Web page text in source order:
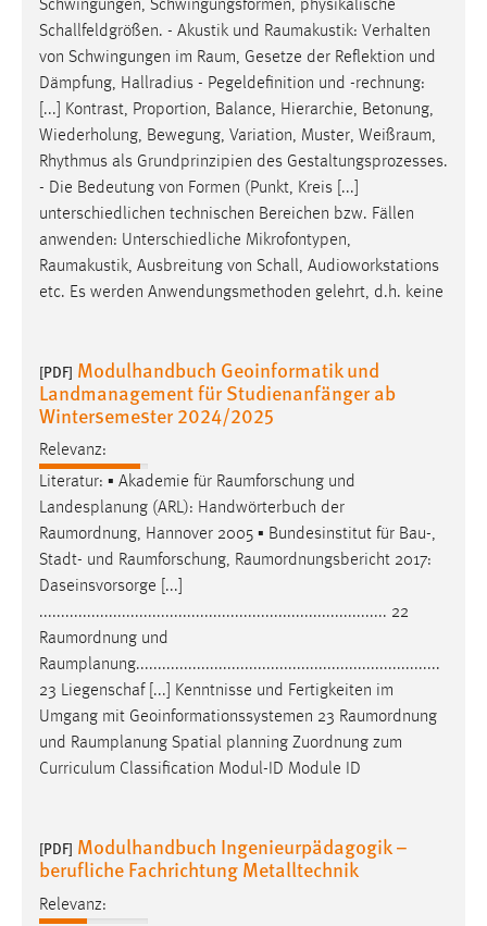
Schwingungen, Schwingungsformen, physikalische
Schallfeldgrößen. - Akustik und Raumakustik: Verhalten
von Schwingungen im Raum, Gesetze der Reflektion und
Dämpfung, Hallradius - Pegeldefinition und -rechnung:
[...] Kontrast, Proportion, Balance, Hierarchie, Betonung,
Wiederholung, Bewegung, Variation, Muster, Weißraum,
Rhythmus als Grundprinzipien des Gestaltungsprozesses.
- Die Bedeutung von Formen (Punkt, Kreis [...]
unterschiedlichen technischen Bereichen bzw. Fällen
anwenden: Unterschiedliche Mikrofontypen,
Raumakustik, Ausbreitung von Schall, Audioworkstations
etc. Es werden Anwendungsmethoden gelehrt, d.h. keine
[PDF] Modulhandbuch Geoinformatik und
Landmanagement für Studienanfänger ab
Wintersemester 2024/2025
Relevanz:
Literatur: ▪ Akademie für Raumforschung und
Landesplanung (ARL): Handwörterbuch der
Raumordnung, Hannover 2005 ▪ Bundesinstitut für Bau-,
Stadt- und Raumforschung, Raumordnungsbericht 2017:
Daseinsvorsorge [...]
................................................................................ 22
Raumordnung und
Raumplanung......................................................................
23 Liegenschaf [...] Kenntnisse und Fertigkeiten im
Umgang mit Geoinformationssystemen 23 Raumordnung
und Raumplanung Spatial planning Zuordnung zum
Curriculum Classification Modul-ID Module ID
[PDF] Modulhandbuch Ingenieurpädagogik –
berufliche Fachrichtung Metalltechnik
Relevanz: